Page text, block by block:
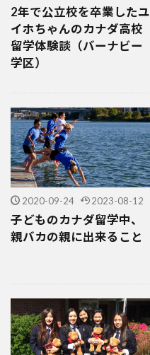
2年で公立校を卒業したユ
イホちゃんのカナダ高校
留学体験談（バーナビー
学区）
2020-09-24 2023-08-12
子どものカナダ留学中、
親バカの親に出来ること